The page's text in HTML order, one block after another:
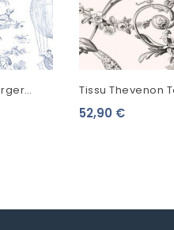
Tissu Thevenon
Noir Fond Écru
52,90 €